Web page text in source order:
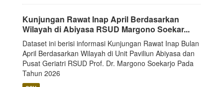
Kunjungan Rawat Inap April Berdasarkan
Wilayah di Abiyasa RSUD Margono Soekar...
Dataset ini berisi informasi Kunjungan Rawat Inap Bulan
April Berdasarkan Wilayah di Unit Paviliun Abiyasa dan
Pusat Geriatri RSUD Prof. Dr. Margono Soekarjo Pada
Tahun 2026